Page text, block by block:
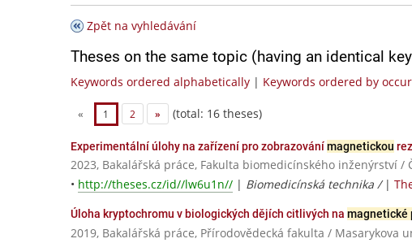
Zpět na vyhledávání
Theses on the same topic (having an identical
Keywords ordered alphabetically | Keywords ordered by
« 1 2 » (total: 16 theses)
Experimentální úlohy na zařízení pro zobrazovánímagnetickou
2023, Bakalářská práce, Fakulta biomedicínského inženýrství /
• http://theses.cz/id//lw6u1n// | Biomedicínská technika / |
Úloha kryptochromu v biologických dějích citlivých na magnetické
2019, Bakalářská práce, Přírodovědecká fakulta / Masarykova